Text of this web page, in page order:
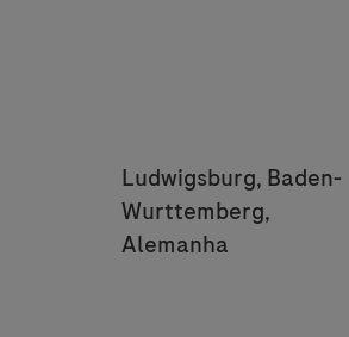
Location
Ludwigsburg, Baden-
Wurttemberg,
Alemanha